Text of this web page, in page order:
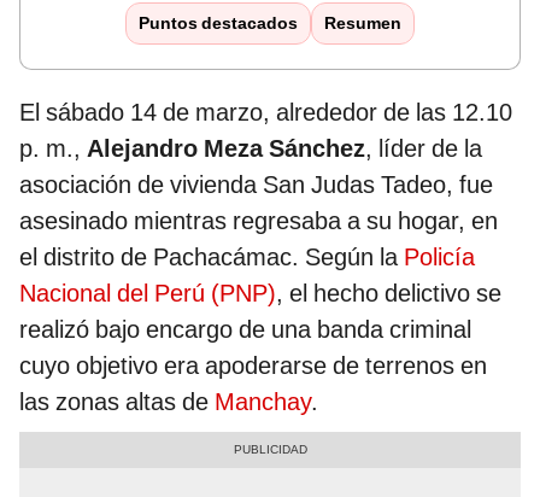
Puntos destacados Resumen
El sábado 14 de marzo, alrededor de las 12.10
p. m., Alejandro Meza Sánchez, líder de la
asociación de vivienda San Judas Tadeo, fue
asesinado mientras regresaba a su hogar, en
el distrito de Pachacámac. Según la Policía
Nacional del Perú (PNP), el hecho delictivo se
realizó bajo encargo de una banda criminal
cuyo objetivo era apoderarse de terrenos en
las zonas altas de Manchay.